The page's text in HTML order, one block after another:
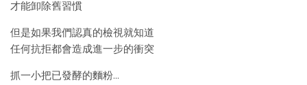
才能卸除舊習慣
但是如果我們認真的檢視就知道
任何抗拒都會造成進一步的衝突
抓一小把已發酵的麵粉…